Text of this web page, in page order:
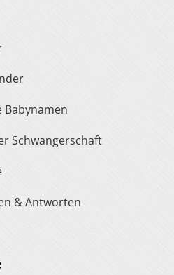
Babynamen
Schwangerschaft
& Antworten